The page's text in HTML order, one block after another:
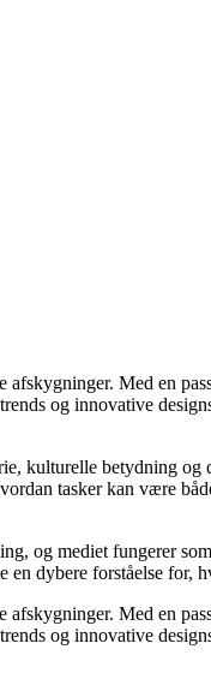
Med en
og innovative
kulturelle betydning
tasker kan være
og mediet fungerer
dybere forståelse
Med en
og innovative